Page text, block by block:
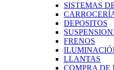
SISTEMAS
DEPOSITOS
FRENOS
LLANTAS
COMPRA DE